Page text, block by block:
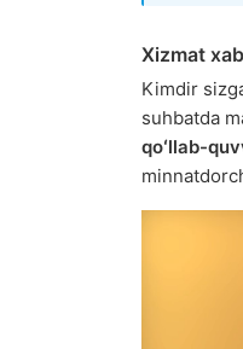
Xizmat
Kimdir
suhbatda
qoʻllab-